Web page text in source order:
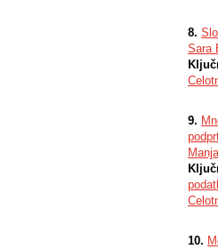
8.
Sara
9.
10.